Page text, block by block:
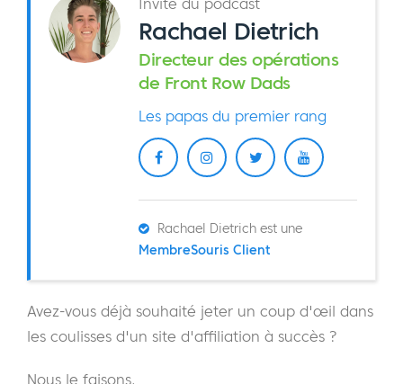
Invité du podcast
Rachael Dietrich
Directeur des opérations
de Front Row Dads
Les papas du premier rang
Rachael Dietrich est une
MembreSouris Client
Avez-vous déjà souhaité jeter un coup d'œil dans
les coulisses d'un site d'affiliation à succès ?
Nous le faisons.